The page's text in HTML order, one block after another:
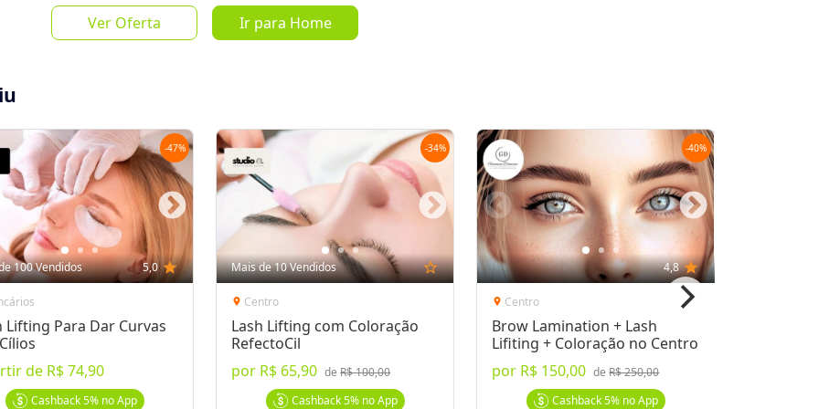
Ver Oferta Ir para Home
Salvar Oferta favorite_border
Inscrever-se
beleza natural!
curva e alonga os cílios naturais,
-47%
100 Vendidos 5,0 star
Lifting Para Dar Curvas
de R$ 74,90
Cashback5%no App
-34%
Mais de 10 Vendidos star_outline
location_on Centro
Lash Lifting com Coloração
RefectoCil
por R$ 65,90 deR$ 100,00
Cashback5%no App
-40%
4,8 star
location_on Centro
Brow Lamination + Lash
Lifiting + Coloração no Centro
por R$ 150,00 deR$ 250,00
Cashback5%no App